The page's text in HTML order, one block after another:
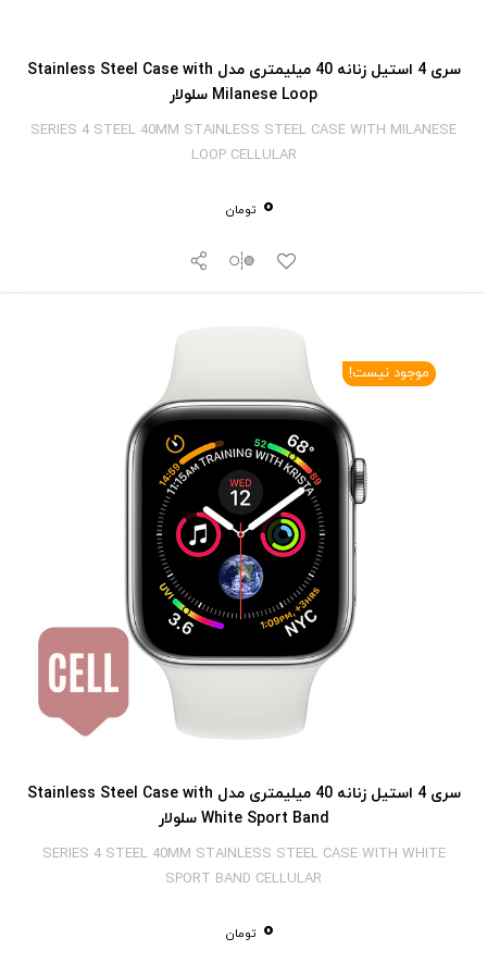
سری 4 استیل زنانه 40 میلیمتری مدل Stainless Steel Case with
Milanese Loop سلولار
SERIES 4 STEEL 40MM STAINLESS STEEL CASE WITH MILANESE
LOOP CELLULAR
0 تومان
موجود نیست!
سری 4 استیل زنانه 40 میلیمتری مدل Stainless Steel Case with
White Sport Band سلولار
SERIES 4 STEEL 40MM STAINLESS STEEL CASE WITH WHITE
SPORT BAND CELLULAR
0 تومان